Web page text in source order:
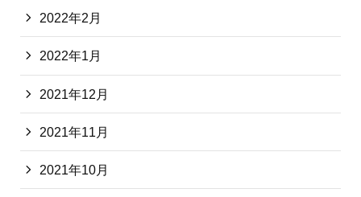
2022年2月
2022年1月
2021年12月
2021年11月
2021年10月